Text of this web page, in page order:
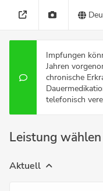
Impfungen
Jahren
chronische
telefonisch
Leistung wählen
Aktuell